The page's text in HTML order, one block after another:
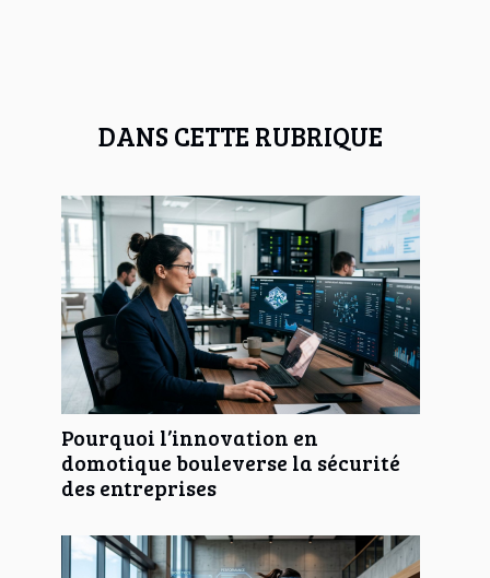
DANS CETTE RUBRIQUE
Pourquoi l’innovation en
domotique bouleverse la sécurité
des entreprises